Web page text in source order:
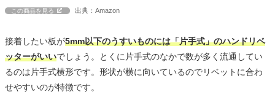
この商品を見る 出典：Amazon
接着したい板が5mm以下のうすいものには「片手式」のハンドリベ
ッターがいいでしょう。とくに片手式のなかで数が多く流通してい
るのは片手式横形です。形状が横に向いているのでリベットに合わ
せやすいのが特徴です。